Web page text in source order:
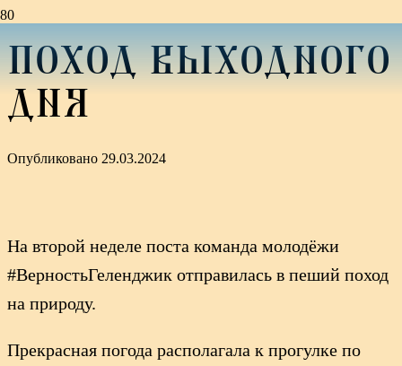
ПОХОД ВЫХОДНОГО
ДНЯ
Опубликовано 29.03.2024
На второй неделе поста команда молодёжи
#ВерностьГеленджик отправилась в пеший поход
на природу.
Прекрасная погода располагала к прогулке по